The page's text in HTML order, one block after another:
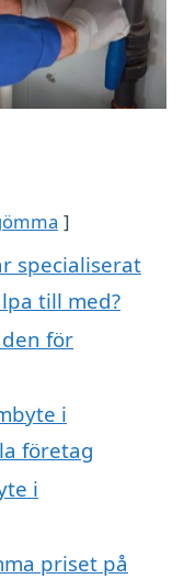
specialiserat
till med?
för
i
företag
i
priset på